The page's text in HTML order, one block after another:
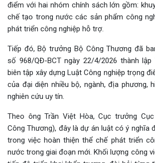
điểm với hai nhóm chính sách lớn gồm:
chế tạo trong nước các sản phẩm công
phát triển công nghiệp hỗ trợ.
Tiếp đó, Bộ trưởng Bộ Công Thương đã
số 968/QĐ-BCT ngày 22/4/2026 thành
biên tập xây dựng Luật Công nghiệp trọng
của đại diện nhiều bộ, ngành, địa phương,
nghiên cứu uy tín.
Theo ông Trần Việt Hòa, Cục trưởng
Công Thương), đây là dự án luật có ý nghĩa
trong việc hoàn thiện thể chế phát triển
nước trong giai đoạn mới. Khối lượng công